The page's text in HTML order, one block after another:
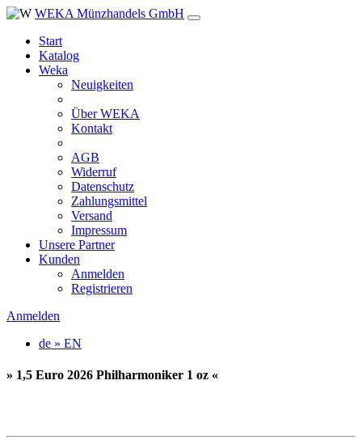
WEKA Münzhandels GmbH
Start
Katalog
Weka
Neuigkeiten
Über WEKA
Kontakt
AGB
Widerruf
Datenschutz
Zahlungsmittel
Versand
Impressum
Unsere Partner
Kunden
Anmelden
Registrieren
Anmelden
de » EN
» 1,5 Euro 2026 Philharmoniker 1 oz «